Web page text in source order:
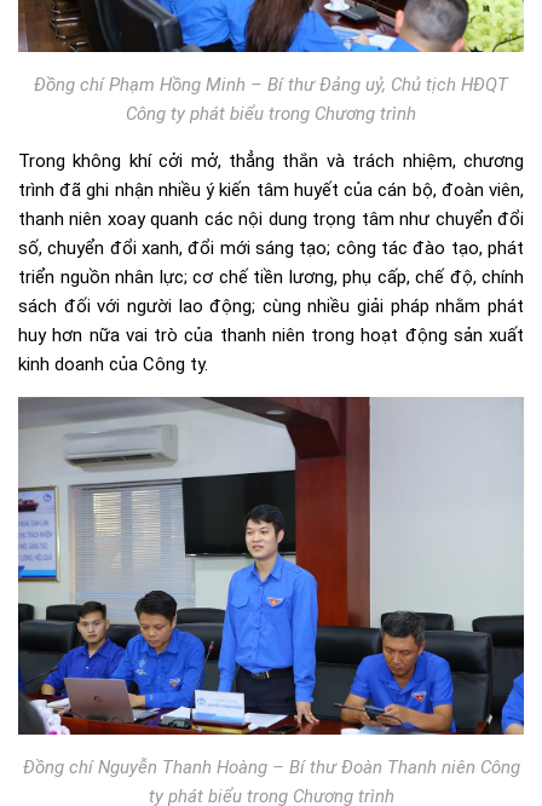
Đồng chí Phạm Hồng Minh – Bí thư Đảng uỷ, Chủ tịch HĐQT
Công ty phát biểu trong Chương trình
Trong không khí cởi mở, thẳng thắn và trách nhiệm, chương
trình đã ghi nhận nhiều ý kiến tâm huyết của cán bộ, đoàn viên,
thanh niên xoay quanh các nội dung trọng tâm như chuyển đổi
số, chuyển đổi xanh, đổi mới sáng tạo; công tác đào tạo, phát
triển nguồn nhân lực; cơ chế tiền lương, phụ cấp, chế độ, chính
sách đối với người lao động; cùng nhiều giải pháp nhằm phát
huy hơn nữa vai trò của thanh niên trong hoạt động sản xuất
kinh doanh của Công ty.
Đồng chí Nguyễn Thanh Hoàng – Bí thư Đoàn Thanh niên Công
ty phát biểu trong Chương trình